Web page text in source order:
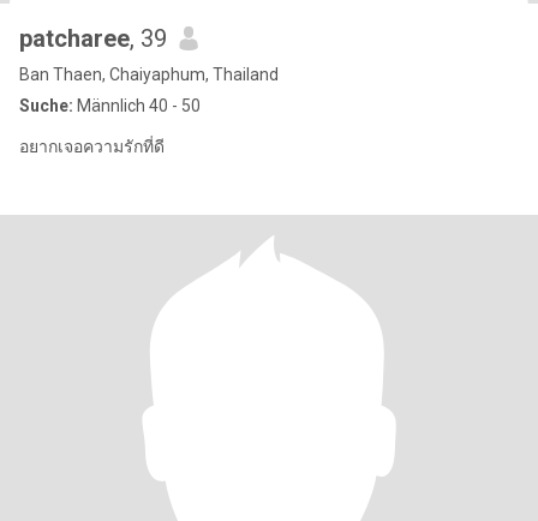
patcharee, 39
Ban Thaen, Chaiyaphum, Thailand
Suche: Männlich 40 - 50
อยากเจอความรักที่ดี